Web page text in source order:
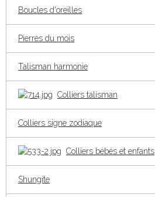
Boucles d'oreilles
Pierres du mois
Talisman harmonie
Colliers talisman
Colliers signe zodiaque
Colliers bébés et enfants
Shungite